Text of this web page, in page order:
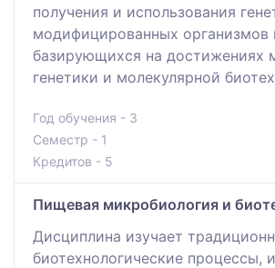
получения и использования
модифицированных организмов
базирующихся на достижениях
генетики и молекулярной
Год обучения - 3
Семестр - 1
Кредитов - 5
Пищевая микробиология и
Дисциплина изучает
биотехнологические процессы,